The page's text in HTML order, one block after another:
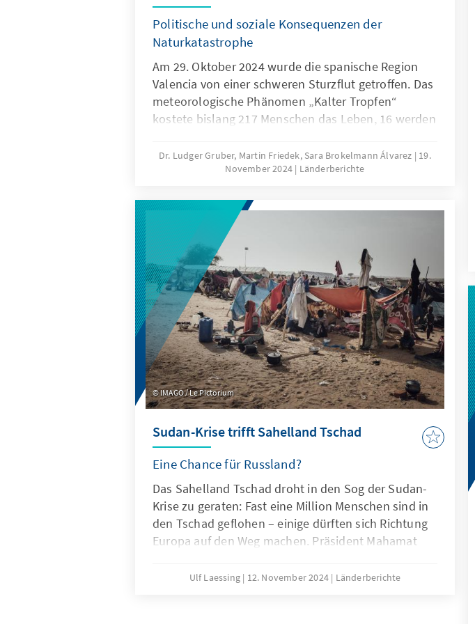
Politische und soziale Konsequenzen der
Naturkatastrophe
Am 29. Oktober 2024 wurde die spanische Region
Valencia von einer schweren Sturzflut getroffen. Das
meteorologische Phänomen „Kalter Tropfen“
kostete bislang 217 Menschen das Leben, 16 werden
jetzt auf einen mittleren zweistelligen
Milliardenbetrag. Nun setzt eine vielschichtige
Präventionsmaßnahmen über das akute
Krisenmanagement bis hin zur parteipolitischen
Instrumentalisierung mehrere Ebenen umfasst.
Dr. Ludger Gruber, Martin Friedek, Sara Brokelmann Álvarez
19.
November 2024
Länderberichte
IMAGO / Le Pictorium
Sudan-Krise trifft Sahelland Tschad
Eine Chance für Russland?
Das Sahelland Tschad droht in den Sog der Sudan-
Krise zu geraten: Fast eine Million Menschen sind in
den Tschad geflohen – einige dürften sich Richtung
Europa auf den Weg machen. Präsident Mahamat
Hauptpartner Frankreich ab, flirtet mit Russland und
Ulf Laessing 12. November 2024 Länderberichte